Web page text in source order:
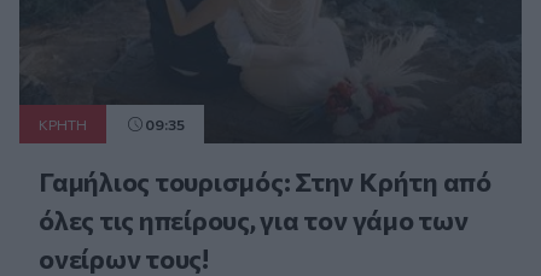
ΚΡΗΤΗ 09:35
Γαμήλιος τουρισμός: Στην Κρήτη από
όλες τις ηπείρους, για τον γάμο των
ονείρων τους!